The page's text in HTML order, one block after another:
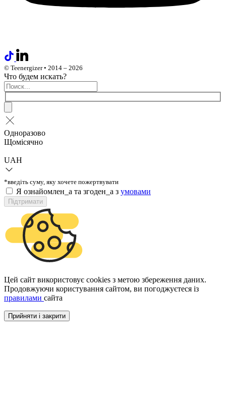
© Teenergizer • 2014 – 2026
Что будем искать?
Одноразово
Щомісячно
UAH
*введіть суму, яку хочете пожертвувати
Я ознайомлен_а та згоден_а з умовами
Підтримати
Цей сайт використовує cookies з метою збереження даних.
Продовжуючи користування сайтом, ви погоджуєтеся із
правилами сайта
Прийняти і закрити